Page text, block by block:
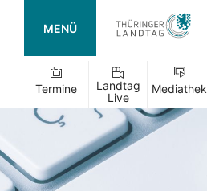
MENÜ
Termine
Landtag
Live
Mediathek